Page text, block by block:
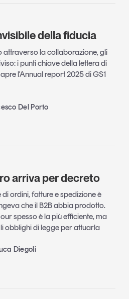
della fiducia
attraverso la collaborazione, gli
i punti chiave della lettera di
l'Annual report 2025 di GS1
Del Porto
arriva per decreto
ordini, fatture e spedizione è
che il B2B abbia prodotto.
spesso è la più efficiente, ma
obblighi di legge per attuarla
Diegoli